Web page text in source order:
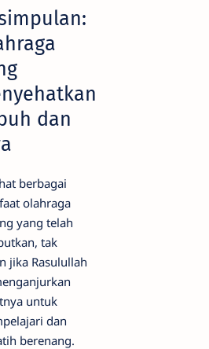
dan
berbagai
olahraga
yang telah
tak
jika Rasulullah
untuk
dan
berenang.